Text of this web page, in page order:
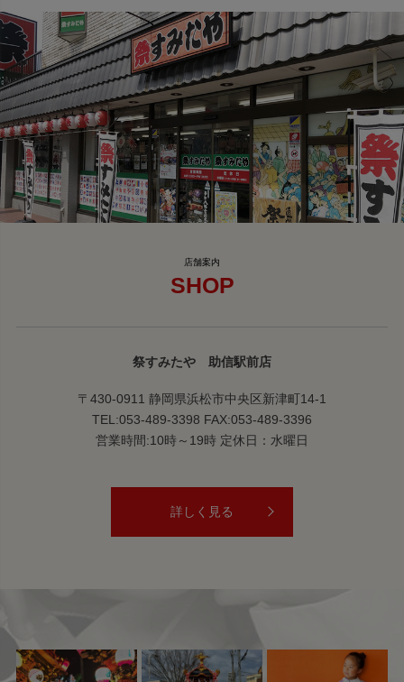
SHOP
祭すみたや 助信駅前店
〒430-0911 静岡県浜松市中央区新津町14-1
TEL:053-489-3398 FAX:053-489-3396
営業時間:10時～19時 定休日：水曜日
詳しく見る